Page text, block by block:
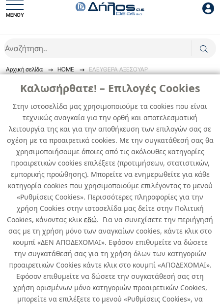
Καλωσήρθατε! – Επιλογές Cookies
Στην ιστοσελίδα μας χρησιμοποιούμε τα cookies που είναι
τεχνικώς αναγκαία για την ορθή και αποτελεσματική
λειτουργία της και για την αποθήκευση των επιλογών σας σε
σχέση με τα προαιρετικά cookies. Με την συγκατάθεσή σας θα
χρησιμοποιήσουμε όποιες από τις ακόλουθες κατηγορίες
προαιρετικών cookies επιλέξετε (προτιμήσεων, στατιστικών,
εμπορικής προώθησης). Μπορείτε να ενημερωθείτε για κάθε
κατηγορία cookies που χρησιμοποιούμε επιλέγοντας το μενού
«Ρυθμίσεις Cookies». Περισσότερες πληροφορίες για την
χρήση Cookies στην ιστοσελίδα μας δείτε στην Πολιτική
Cookies, κάνοντας κλικ εδώ. Για να συνεχίσετε την περιήγησή
σας με τη χρήση μόνο των αναγκαίων cookies, κάντε κλικ στο
κουμπί «ΔΕΝ ΑΠΟΔΕΧΟΜΑΙ». Εφόσον επιθυμείτε να δώσετε
την συγκατάθεσή σας για τη χρήση όλων των κατηγοριών
προαιρετικών Cookies κάντε κλικ στο κουμπί «ΑΠΟΔΕΧΟΜΑΙ».
Εφόσον επιθυμείτε να δώσετε την συγκατάθεσή σας στη
χρήση ορισμένων μόνο κατηγοριών προαιρετικών Cookies,
μπορείτε να επιλέξετε το μενού «Ρυθμίσεις Cookies», να
ΜΕΝΟΥ
Είσοδος
Ξέχασες το password;
Αρχική σελίδα HOME ΕΛΕΥΘΕΡΑ ΑΞΕΣΟΥΑΡ
ΕΛΕΥΘΕΡΑ ΑΞΕΣΟΥΑΡ
Διακοσμητικά μπάνιου και κουζίνας .
0προϊόντα
Δεν βρέθηκαν προϊόντα
Σχετικά με εμάς
Χρήσιμα